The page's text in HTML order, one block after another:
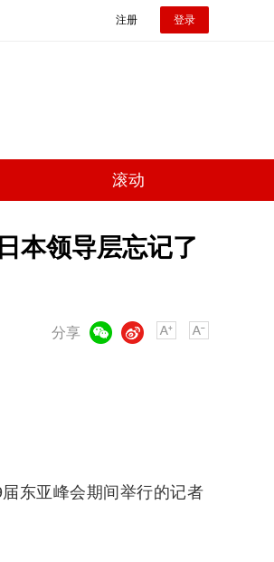
注册 登录
滚动
本领导层忘记了
分享
微博
东亚峰会期间举行的记者